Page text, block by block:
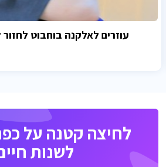
עוזרים לאלקנה בוחבוט
לחיצה קטנה על
לשנות